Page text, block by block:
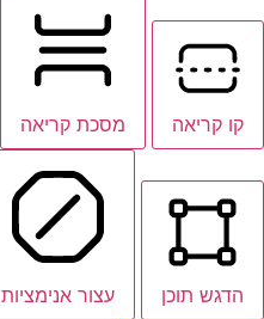
קו קריאה מסכת קריאה
הדגש תוכן עצור אנימציות